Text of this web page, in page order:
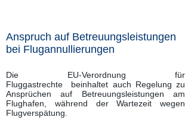
Anspruch auf Betreuungsleistungen
bei Flugannullierungen
Die EU-Verordnung für
Fluggastrechte beinhaltet auch Regelung zu
Ansprüchen auf Betreuungsleistungen am
Flughafen, während der Wartezeit wegen
Flugverspätung.